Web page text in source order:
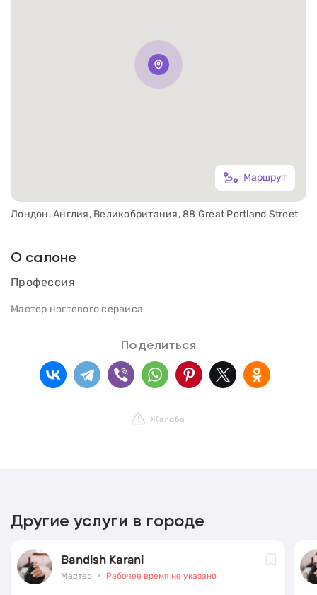
Маршрут
Лондон, Англия, Великобритания, 88 Great Portland Street
О салоне
Профессия
Мастер ногтевого сервиса
Поделиться
Жалоба
Другие услуги в городе
Bandish Karani
Мастер Рабочее время не указано